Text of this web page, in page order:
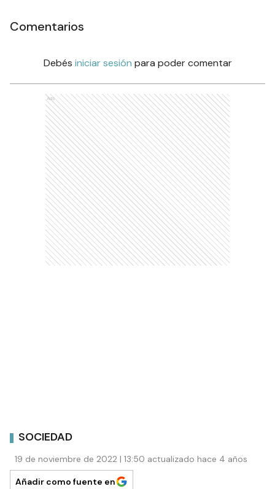
Comentarios
Debés iniciar sesión para poder comentar
Ads
SOCIEDAD
19 de noviembre de 2022 | 13:50 actualizado hace 4 años
Añadir como fuente en